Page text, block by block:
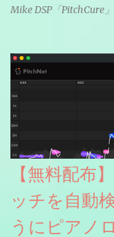
Mike DSP「PitchCure
【無料配布
ッチを自動
うにピアノ